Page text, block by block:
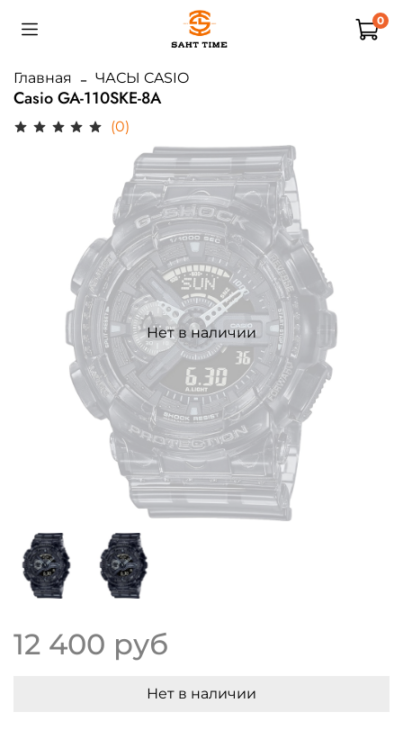
0
Главная ЧАСЫ CASIO
Casio GA-110SKE-8A
(0)
Нет в наличии
12 400 руб
Нет в наличии